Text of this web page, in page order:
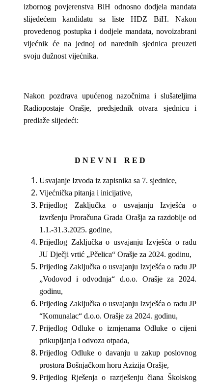
izbornog povjerenstva BiH odnosno dodjela mandata
slijedećem kandidatu sa liste HDZ BiH. Nakon
provedenog postupka i dodjele mandata, novoizabrani
vijećnik će na jednoj od narednih sjednica preuzeti
svoju dužnost vijećnika.
Nakon pozdrava upućenog nazočnima i slušateljima
Radiopostaje Orašje, predsjednik otvara sjednicu i
predlaže slijedeći:
D N E V N I R E D
Usvajanje Izvoda iz zapisnika sa 7. sjednice,
Vijećnička pitanja i inicijative,
Prijedlog Zaključka o usvajanju Izvješća o
izvršenju Proračuna Grada Orašja za razdoblje od
1.1.-31.3.2025. godine,
Prijedlog Zaključka o usvajanju Izvješća o radu
JU Dječji vrtić „Pčelica“ Orašje za 2024. godinu,
Prijedlog Zaključka o usvajanju Izvješća o radu JP
„Vodovod i odvodnja“ d.o.o. Orašje za 2024.
godinu,
Prijedlog Zaključka o usvajanju Izvješća o radu JP
“Komunalac“ d.o.o. Orašje za 2024. godinu,
Prijedlog Odluke o izmjenama Odluke o cijeni
prikupljanja i odvoza otpada,
Prijedlog Odluke o davanju u zakup poslovnog
prostora Bošnjačkom horu Azizija Orašje,
Prijedlog Rješenja o razrješenju člana Školskog